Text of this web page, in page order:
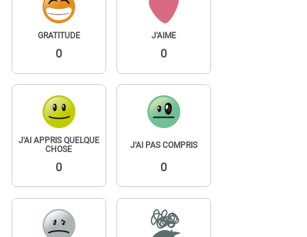
GRATITUDE
0
J'AIME
0
J'AI APPRIS QUELQUE
CHOSE
0
J'AI PAS COMPRIS
0